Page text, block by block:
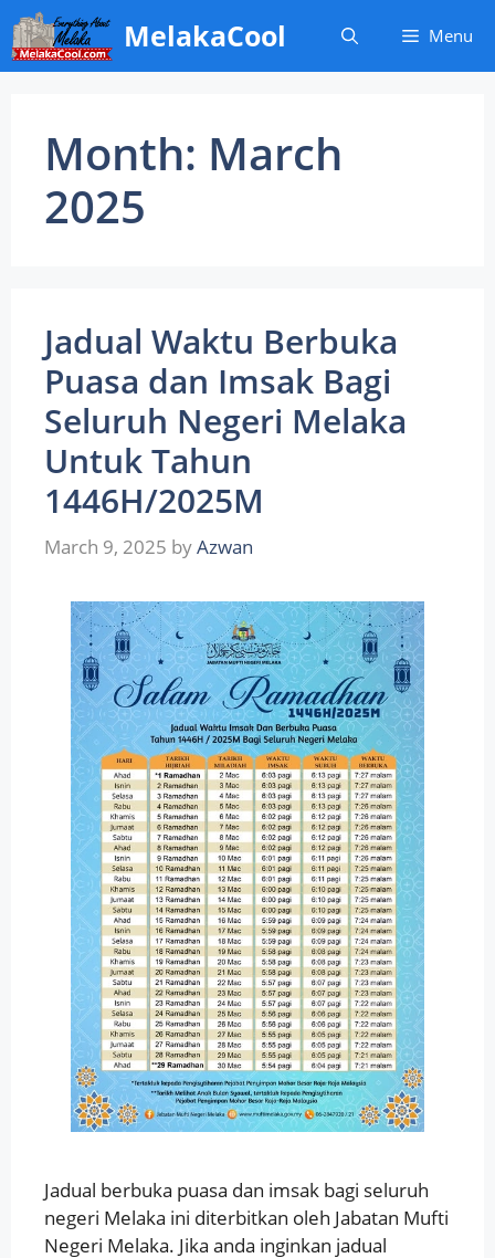
Skip
to
content
MelakaCool Menu
Month: March
2025
Jadual Waktu Berbuka
Puasa dan Imsak Bagi
Seluruh Negeri Melaka
Untuk Tahun
1446H/2025M
March 9, 2025 byAzwan
Jadual berbuka puasa dan imsak bagi seluruh
negeri Melaka ini diterbitkan oleh Jabatan Mufti
Negeri Melaka. Jika anda inginkan jadual